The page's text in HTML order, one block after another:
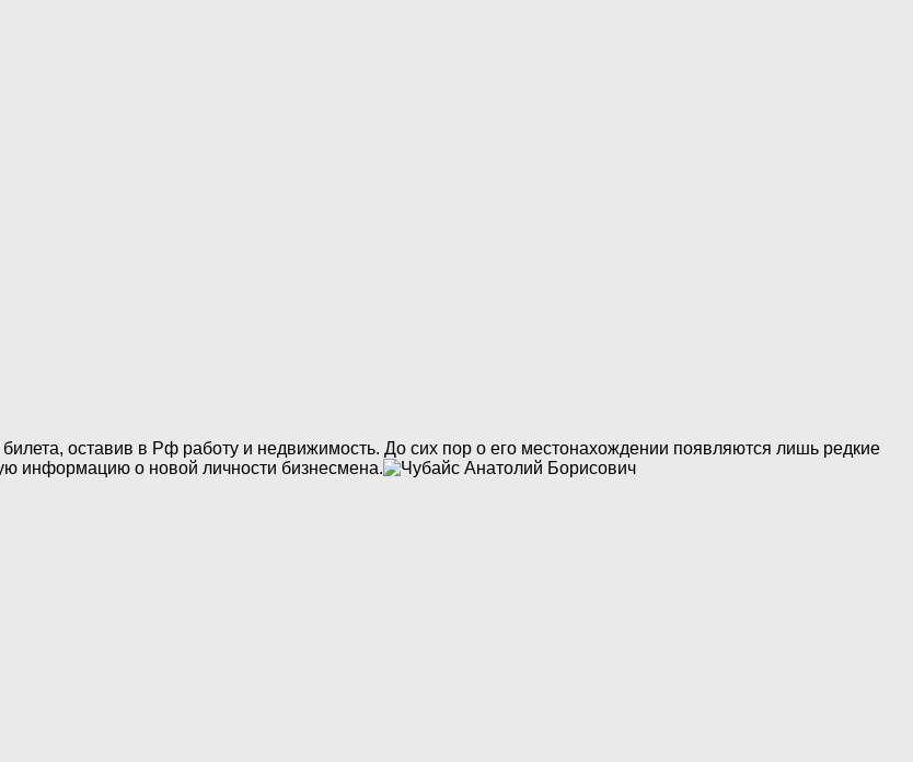
оставив в Рф работу и недвижимость. До сих пор о его местонахождении появляются лишь редкие
информацию о новой личности бизнесмена.